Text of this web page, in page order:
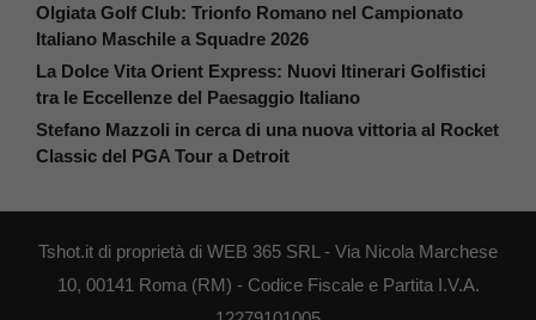
Olgiata Golf Club: Trionfo Romano nel Campionato
Italiano Maschile a Squadre 2026
La Dolce Vita Orient Express: Nuovi Itinerari Golfistici
tra le Eccellenze del Paesaggio Italiano
Stefano Mazzoli in cerca di una nuova vittoria al Rocket
Classic del PGA Tour a Detroit
Tshot.it di proprietà di WEB 365 SRL - Via Nicola Marchese
10, 00141 Roma (RM) - Codice Fiscale e Partita I.V.A.